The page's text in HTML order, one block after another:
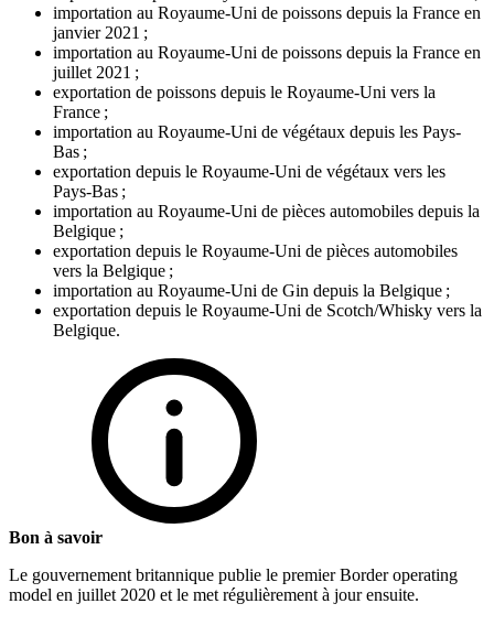
importation au Royaume-Uni de poissons depuis la France en
janvier 2021 ;
importation au Royaume-Uni de poissons depuis la France en
juillet 2021 ;
exportation de poissons depuis le Royaume-Uni vers la
France ;
importation au Royaume-Uni de végétaux depuis les Pays-
Bas ;
exportation depuis le Royaume-Uni de végétaux vers les
Pays-Bas ;
importation au Royaume-Uni de pièces automobiles depuis la
Belgique ;
exportation depuis le Royaume-Uni de pièces automobiles
vers la Belgique ;
importation au Royaume-Uni de Gin depuis la Belgique ;
exportation depuis le Royaume-Uni de Scotch/Whisky vers la
Belgique.
Bon à savoir
Le gouvernement britannique publie le premier Border operating
model en juillet 2020 et le met régulièrement à jour ensuite.